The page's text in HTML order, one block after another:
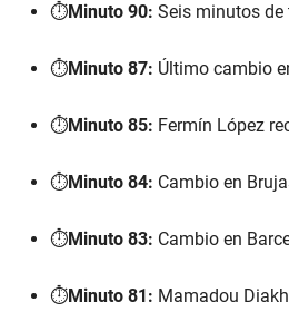
⏱️Minuto 90: Seis minutos
⏱️Minuto 87: Último cambio
⏱️Minuto 85: Fermín López
⏱️Minuto 84: Cambio en
⏱️Minuto 83: Cambio en
⏱️Minuto 81: Mamadou